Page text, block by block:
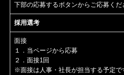
下部の応募するボタンからご応募くだ
採用選考
面接
１．当ページから応募
２．面接1回
※面接は人事・社長が担当する予定で